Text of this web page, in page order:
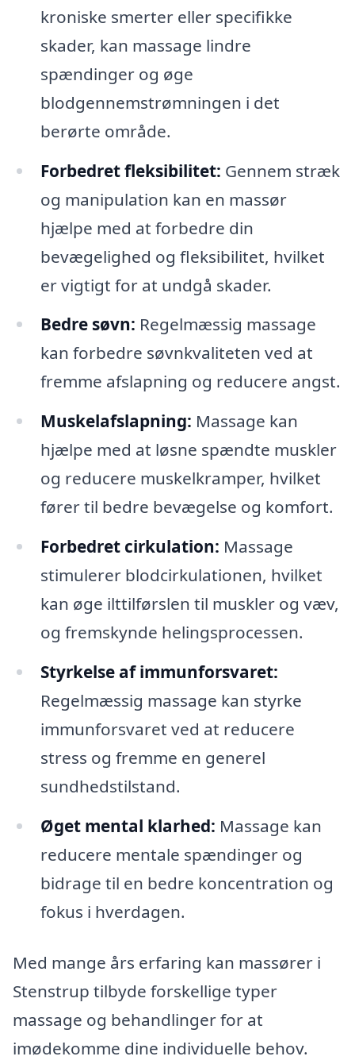
kroniske smerter eller specifikke
skader, kan massage lindre
spændinger og øge
blodgennemstrømningen i det
berørte område.
Forbedret fleksibilitet: Gennem stræk
og manipulation kan en massør
hjælpe med at forbedre din
bevægelighed og fleksibilitet, hvilket
er vigtigt for at undgå skader.
Bedre søvn: Regelmæssig massage
kan forbedre søvnkvaliteten ved at
fremme afslapning og reducere angst.
Muskelafslapning: Massage kan
hjælpe med at løsne spændte muskler
og reducere muskelkramper, hvilket
fører til bedre bevægelse og komfort.
Forbedret cirkulation: Massage
stimulerer blodcirkulationen, hvilket
kan øge ilttilførslen til muskler og væv,
og fremskynde helingsprocessen.
Styrkelse af immunforsvaret:
Regelmæssig massage kan styrke
immunforsvaret ved at reducere
stress og fremme en generel
sundhedstilstand.
Øget mental klarhed: Massage kan
reducere mentale spændinger og
bidrage til en bedre koncentration og
fokus i hverdagen.
Med mange års erfaring kan massører i
Stenstrup tilbyde forskellige typer
massage og behandlinger for at
imødekomme dine individuelle behov.